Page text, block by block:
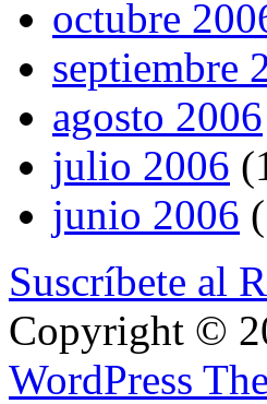
octubre
septiembre
agosto 2006
julio 2006
junio 2006
Suscríbete al
Copyright ©
WordPress